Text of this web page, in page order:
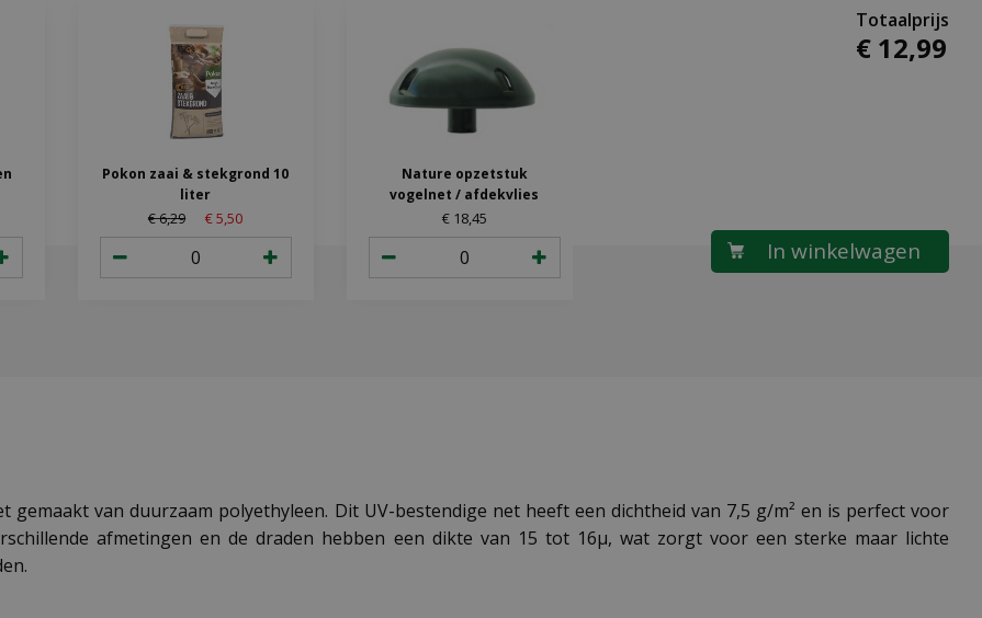
Pokon zaai & stekgrond 10
liter
€6,29 €5,50
Nature opzetstuk
vogelnet / afdekvlies
€ 18,45
€ 12,99
van duurzaam polyethyleen. Dit UV-bestendige net heeft een dichtheid van 7,5 g/m² en is perfect voor
afmetingen en de draden hebben een dikte van 15 tot 16µ, wat zorgt voor een sterke maar lichte